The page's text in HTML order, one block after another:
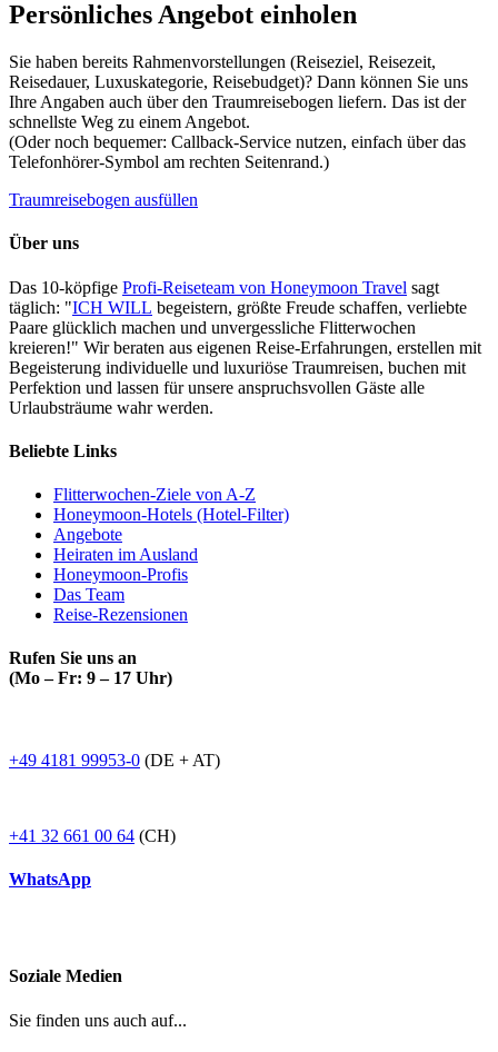
Persönliches Angebot einholen
Sie haben bereits Rahmenvorstellungen (Reiseziel, Reisezeit,
Reisedauer, Luxuskategorie, Reisebudget)? Dann können Sie uns
Ihre Angaben auch über den Traumreisebogen liefern. Das ist der
schnellste Weg zu einem Angebot.
(Oder noch bequemer: Callback-Service nutzen, einfach über das
Telefonhörer-Symbol am rechten Seitenrand.)
Traumreisebogen ausfüllen
Über uns
Das 10-köpfige Profi-Reiseteam von Honeymoon Travel sagt
täglich: "ICH WILL begeistern, größte Freude schaffen, verliebte
Paare glücklich machen und unvergessliche Flitterwochen
kreieren!" Wir beraten aus eigenen Reise-Erfahrungen, erstellen mit
Begeisterung individuelle und luxuriöse Traumreisen, buchen mit
Perfektion und lassen für unsere anspruchsvollen Gäste alle
Urlaubsträume wahr werden.
Beliebte Links
Flitterwochen-Ziele von A-Z
Honeymoon-Hotels (Hotel-Filter)
Angebote
Heiraten im Ausland
Honeymoon-Profis
Das Team
Reise-Rezensionen
Rufen Sie uns an
(Mo – Fr: 9 – 17 Uhr)
+49 4181 99953-0 (DE + AT)
+41 32 661 00 64 (CH)
WhatsApp
Soziale Medien
Sie finden uns auch auf...